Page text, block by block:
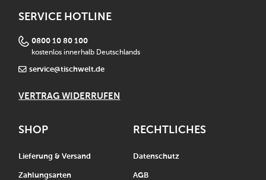
SERVICE HOTLINE
0800 10 80 100
kostenlos innerhalb Deutschlands
service@tischwelt.de
VERTRAG WIDERRUFEN
SHOP
Lieferung & Versand
Zahlungsarten
RECHTLICHES
Datenschutz
AGB